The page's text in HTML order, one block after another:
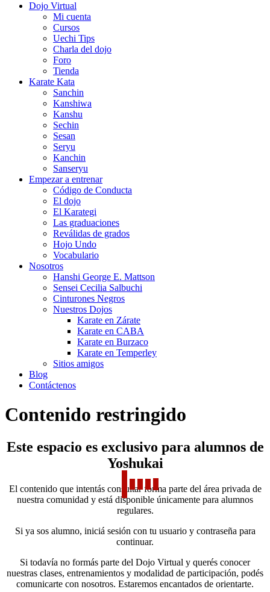
Dojo Virtual
Mi cuenta
Cursos
Uechi Tips
Charla del dojo
Foro
Tienda
Karate Kata
Sanchin
Kanshiwa
Kanshu
Sechin
Sesan
Seryu
Kanchin
Sanseryu
Empezar a entrenar
Código de Conducta
El dojo
El Karategi
Las graduaciones
Reválidas de grados
Hojo Undo
Vocabulario
Nosotros
Hanshi George E. Mattson
Sensei Cecilia Salbuchi
Cinturones Negros
Nuestros Dojos
Karate en Zárate
Karate en CABA
Karate en Burzaco
Karate en Temperley
Sitios amigos
Blog
Contáctenos
Contenido restringido
Este espacio es exclusivo para alumnos de
Yoshukai
El contenido que intentás consultar forma parte del área privada de
nuestra comunidad y está disponible únicamente para alumnos
regulares.
Si ya sos alumno, iniciá sesión con tu usuario y contraseña para
continuar.
Si todavía no formás parte del Dojo Virtual y querés conocer
nuestras clases, entrenamientos y modalidad de participación, podés
comunicarte con nosotros. Estaremos encantados de orientarte.